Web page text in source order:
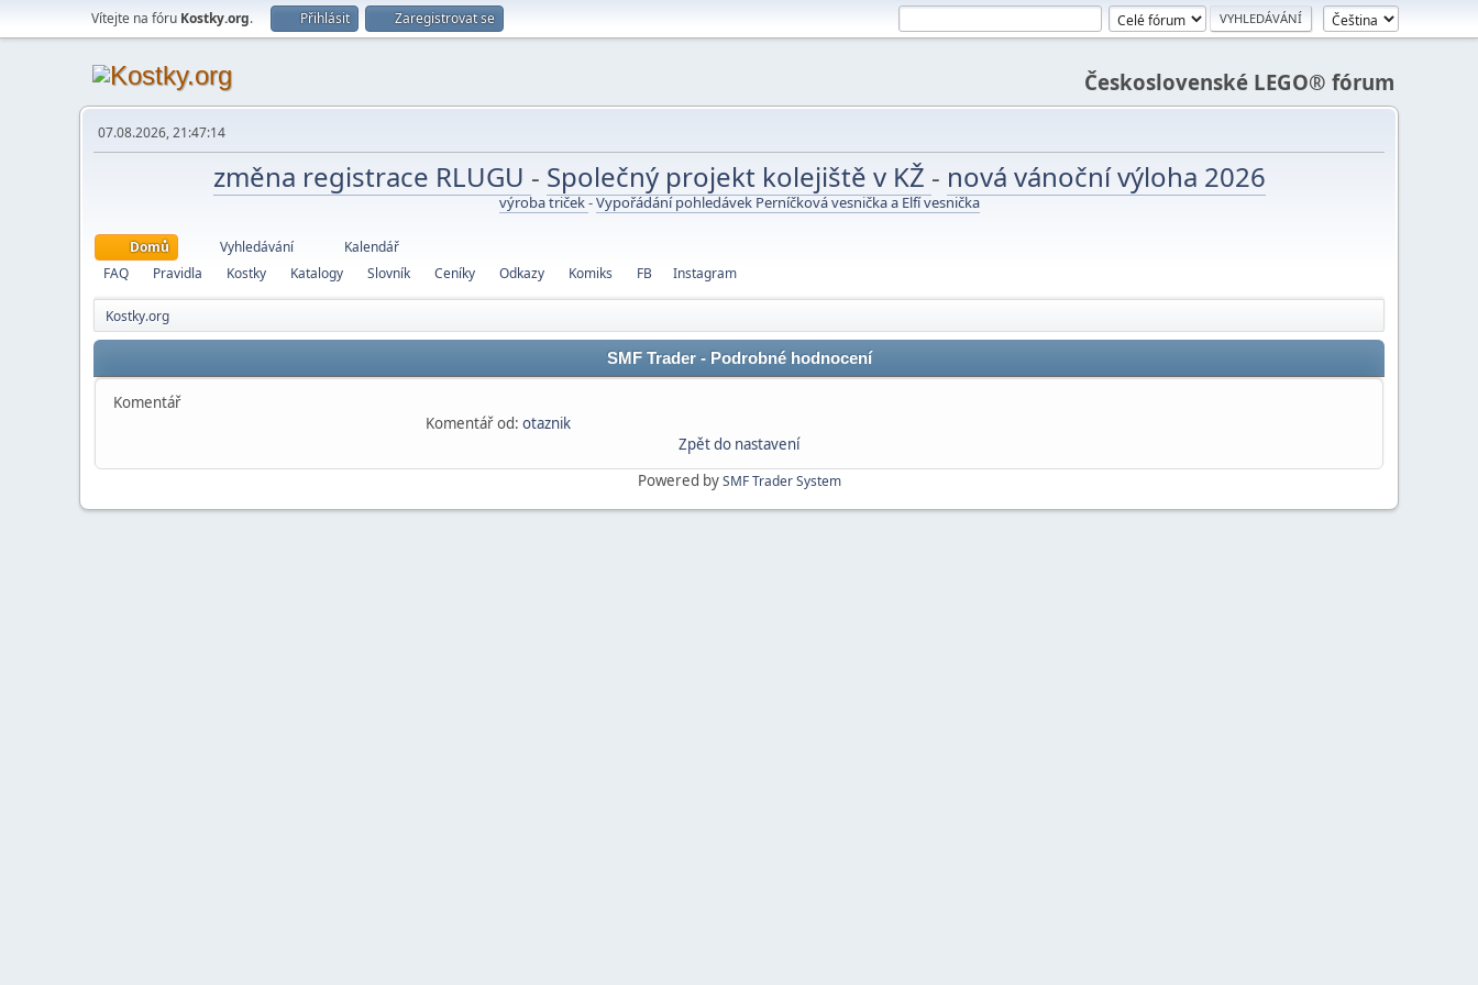
Vítejte na fóru Kostky.org. Přihlásit Zaregistrovat se
Československé LEGO® fórum
07.08.2026, 21:47:14
změna registrace RLUGU - Společný projekt kolejiště v KŽ - nová vánoční výloha 2026
výroba triček-Vypořádání pohledávek Perníčková vesnička a Elfí vesnička
Domů Vyhledávání
Kalendář
FAQ
Pravidla Kostky Katalogy Slovník Ceníky Odkazy Komiks FB Instagram
Kostky.org
SMF Trader - Podrobné hodnocení
Komentář
Komentář od: otaznik
Zpět do nastavení
Powered bySMF Trader System